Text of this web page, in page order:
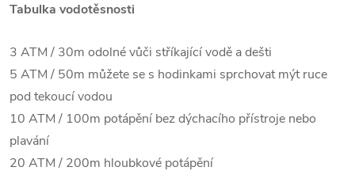
Tabulka vodotěsnosti
3 ATM / 30m odolné vůči stříkající vodě a dešti
5 ATM / 50m můžete se s hodinkami sprchovat mýt ruce
pod tekoucí vodou
10 ATM / 100m potápění bez dýchacího přístroje nebo
plavání
20 ATM / 200m hloubkové potápění